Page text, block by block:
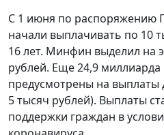
С 1 июня по распоряжению
начали выплачивать по 10
16 лет. Минфин выделил на
рублей. Еще 24,9
предусмотрены на выплаты
5 тысяч рублей). Выплаты
поддержки граждан в